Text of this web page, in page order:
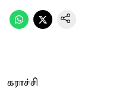
கராச்சி